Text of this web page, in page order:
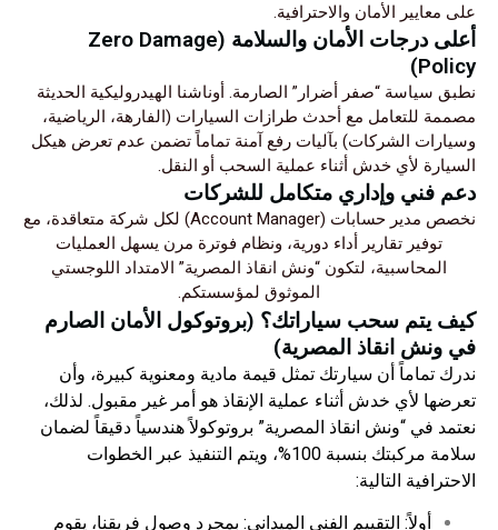
على معايير الأمان والاحترافية.
أعلى درجات الأمان والسلامة (Zero Damage
Policy)
نطبق سياسة “صفر أضرار” الصارمة. أوناشنا الهيدروليكية الحديثة
مصممة للتعامل مع أحدث طرازات السيارات (الفارهة، الرياضية،
وسيارات الشركات) بآليات رفع آمنة تماماً تضمن عدم تعرض هيكل
السيارة لأي خدش أثناء عملية السحب أو النقل.
دعم فني وإداري متكامل للشركات
نخصص مدير حسابات (Account Manager) لكل شركة متعاقدة، مع
توفير تقارير أداء دورية، ونظام فوترة مرن يسهل العمليات
المحاسبية، لتكون “ونش انقاذ المصرية” الامتداد اللوجستي
الموثوق لمؤسستكم.
كيف يتم سحب سياراتك؟ (بروتوكول الأمان الصارم
في ونش انقاذ المصرية)
ندرك تماماً أن سيارتك تمثل قيمة مادية ومعنوية كبيرة، وأن
تعرضها لأي خدش أثناء عملية الإنقاذ هو أمر غير مقبول. لذلك،
نعتمد في “ونش انقاذ المصرية” بروتوكولاً هندسياً دقيقاً لضمان
سلامة مركبتك بنسبة 100%، ويتم التنفيذ عبر الخطوات
الاحترافية التالية:
أولاً: التقييم الفني الميداني: بمجرد وصول فريقنا، يقوم